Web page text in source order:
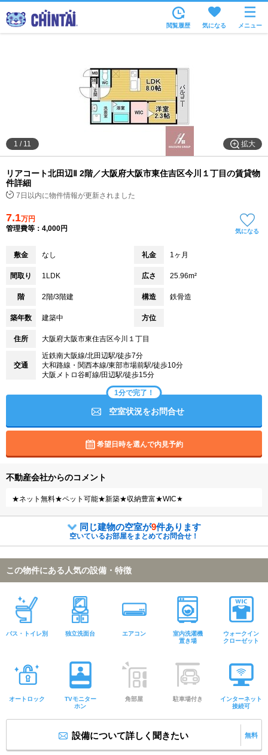
家賃相場から
通勤通学時間から
物件特集から
不動産会社から
TOP
閲覧履歴 気になる メニュー
拡大
1 / 11
リアコート北田辺Ⅱ 2階／大阪府大阪市東住吉区今川１丁目の賃貸物
件詳細
7日以内に物件情報が更新されました
7.1万円
管理費等：4,000円
気になる
敷金 なし 礼金 1ヶ月
間取り 1LDK 広さ 25.96m²
階 2階/3階建 構造 鉄骨造
築年数 建築中 方位
住所 大阪府大阪市東住吉区今川１丁目
交通
近鉄南大阪線/北田辺駅/徒歩7分
大和路線・関西本線/東部市場前駅/徒歩10分
大阪メトロ谷町線/田辺駅/徒歩15分
1分で完了！
空室状況をお問合せ
希望日時を選んで内見予約
不動産会社からのコメント
★ネット無料★ペット可能★新築★収納豊富★WIC★
同じ建物の空室が9件あります
空いているお部屋をまとめてお問合せ！
この物件にある人気の設備・特徴
バス・トイレ別 独立洗面台 エアコン
室内洗濯機
置き場
ウォークイン
クローゼット
オートロック
TVモニター
ホン
角部屋 駐車場付き
インターネット
接続可
設備について詳しく聞きたい 無料